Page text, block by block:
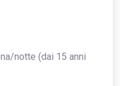
notte (dai 15 anni